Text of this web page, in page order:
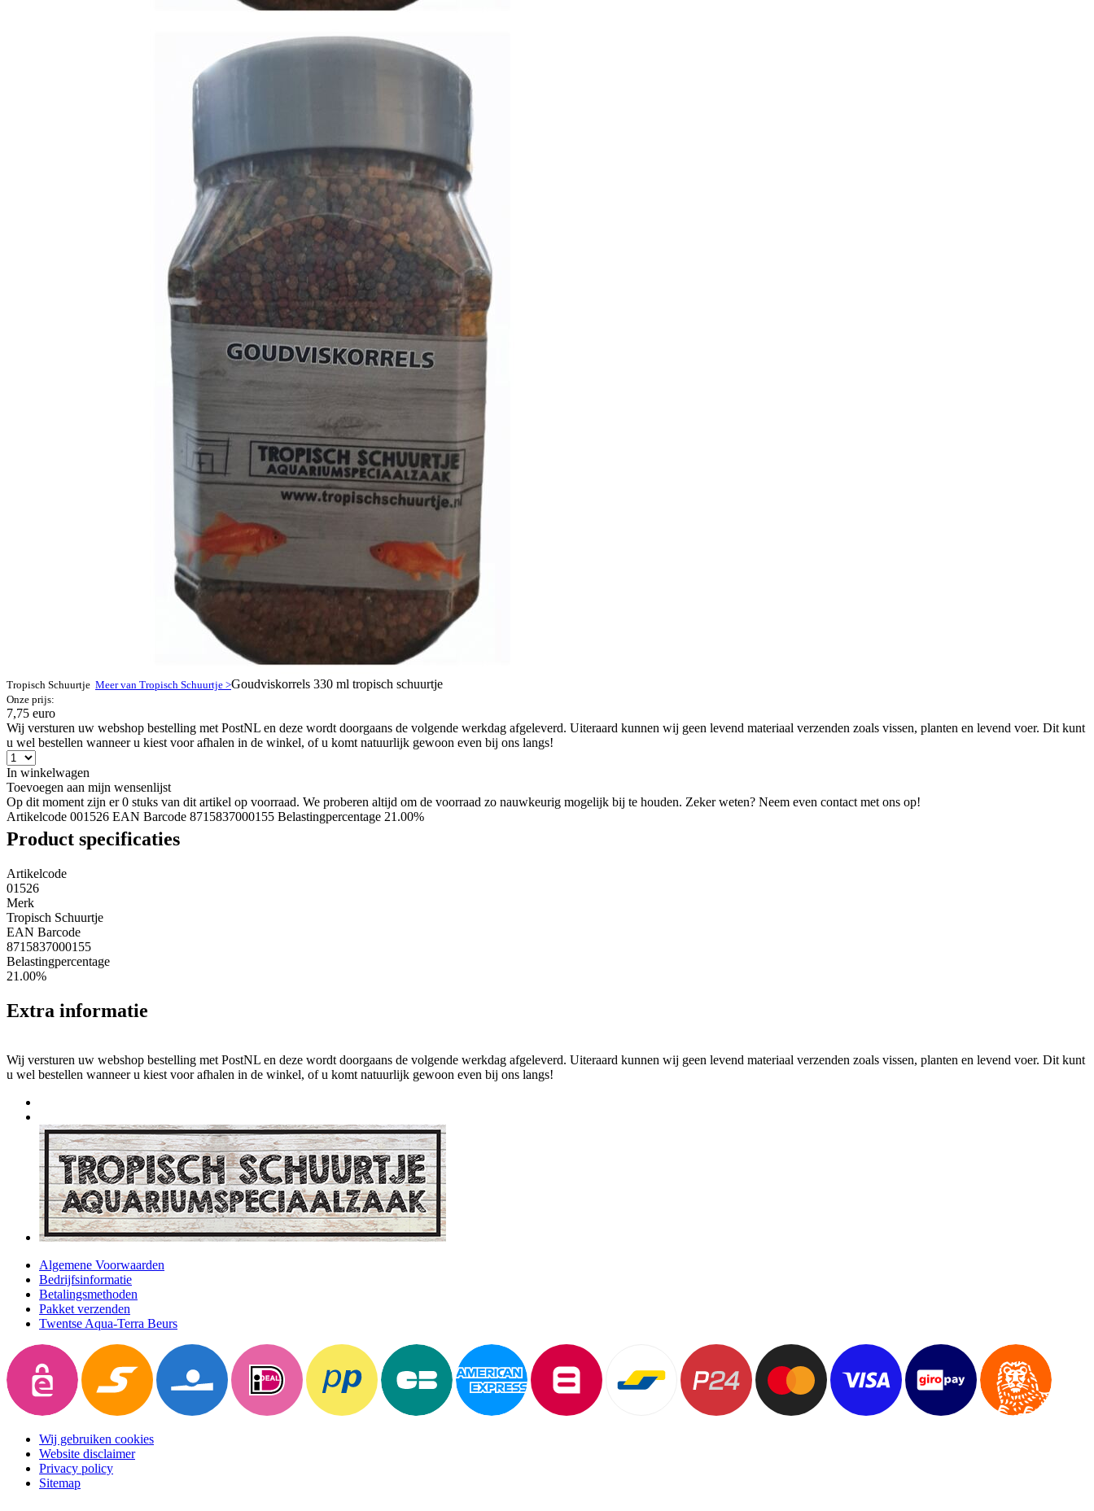
Tropisch Schuurtje Meer van Tropisch Schuurtje >Goudviskorrels 330 ml tropisch schuurtje
Onze prijs:
7,75 euro
Wij versturen uw webshop bestelling met PostNL en deze wordt doorgaans de volgende werkdag afgeleverd. Uiteraard kunnen wij geen levend materiaal verzenden zoals vissen, planten en levend voer. Dit kunt
u wel bestellen wanneer u kiest voor afhalen in de winkel, of u komt natuurlijk gewoon even bij ons langs!
In winkelwagen
Toevoegen aan mijn wensenlijst
Op dit moment zijn er 0 stuks van dit artikel op voorraad. We proberen altijd om de voorraad zo nauwkeurig mogelijk bij te houden. Zeker weten? Neem even contact met ons op!
Artikelcode 001526 EAN Barcode 8715837000155 Belastingpercentage 21.00%
Product specificaties
Artikelcode
01526
Merk
Tropisch Schuurtje
EAN Barcode
8715837000155
Belastingpercentage
21.00%
Extra informatie
Wij versturen uw webshop bestelling met PostNL en deze wordt doorgaans de volgende werkdag afgeleverd. Uiteraard kunnen wij geen levend materiaal verzenden zoals vissen, planten en levend voer. Dit kunt
u wel bestellen wanneer u kiest voor afhalen in de winkel, of u komt natuurlijk gewoon even bij ons langs!
Algemene Voorwaarden
Bedrijfsinformatie
Betalingsmethoden
Pakket verzenden
Twentse Aqua-Terra Beurs
Wij gebruiken cookies
Website disclaimer
Privacy policy
Sitemap